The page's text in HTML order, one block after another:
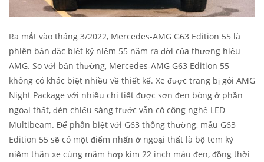
Ra mắt vào tháng 3/2022, Mercedes-AMG G63 Edition 55 là
phiên bản đặc biệt kỷ niệm 55 năm ra đời của thương hiệu
AMG. So với bản thường, Mercedes-AMG G63 Edition 55
không có khác biệt nhiều về thiết kế. Xe được trang bị gói AMG
Night Package với nhiều chi tiết được sơn đen bóng ở phần
ngoại thất, đèn chiếu sáng trước vẫn có công nghệ LED
Multibeam. Để phân biệt với G63 thông thường, mẫu G63
Edition 55 sẽ có một điểm nhấn ở ngoại thất là bộ tem kỷ
niệm thân xe cùng mâm hợp kim 22 inch màu đen, đồng thời